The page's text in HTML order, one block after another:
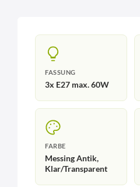
FASSUNG
3x E27 max. 60W
FARBE
Messing Antik,
Klar/Transparent